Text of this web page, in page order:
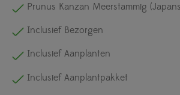
Prunus Kanzan Meerstammig
Inclusief Bezorgen
Inclusief Aanplanten
Inclusief Aanplantpakket